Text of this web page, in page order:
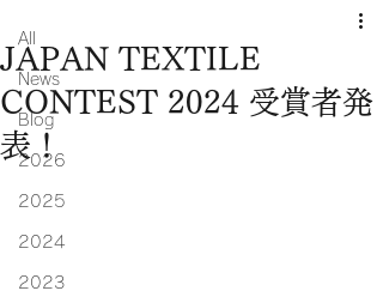
All
News
Blog
2026
2025
2024
2023
JAPAN TEXTILE
CONTEST 2024 受賞者発
表！